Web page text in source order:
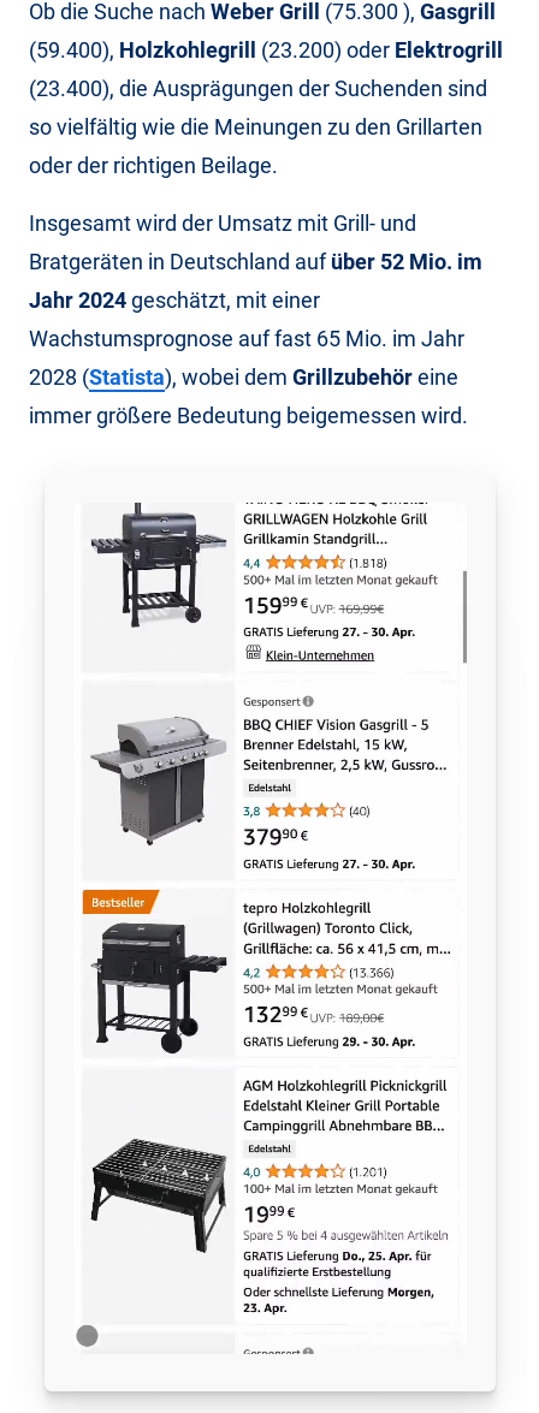
Ob die Suche nach Weber Grill (75.300 ), Gasgrill
(59.400), Holzkohlegrill (23.200) oder Elektrogrill
(23.400), die Ausprägungen der Suchenden sind
so vielfältig wie die Meinungen zu den Grillarten
oder der richtigen Beilage.
Insgesamt wird der Umsatz mit Grill- und
Bratgeräten in Deutschland aufüber 52 Mio. im
Jahr 2024geschätzt, mit einer
Wachstumsprognose auf fast 65 Mio. im Jahr
2028 (Statista), wobei dem Grillzubehöreine
immer größere Bedeutung beigemessen wird.